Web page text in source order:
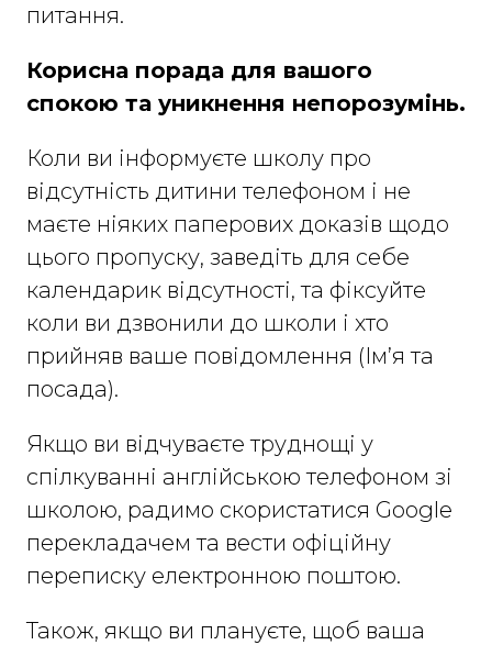
питання.
Корисна порада для вашого
спокою та уникнення непорозумінь.
Коли ви інформуєте школу про
відсутність дитини телефоном і не
маєте ніяких паперових доказів щодо
цього пропуску, заведіть для себе
календарик відсутності, та фіксуйте
коли ви дзвонили до школи і хто
прийняв ваше повідомлення (Ім’я та
посада).
Якщо ви відчуваєте труднощі у
спілкуванні англійською телефоном зі
школою, радимо скористатися Google
перекладачем та вести офіційну
переписку електронною поштою.
Також, якщо ви плануєте, щоб ваша